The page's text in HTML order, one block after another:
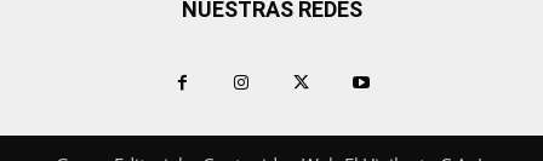
NUESTRAS REDES